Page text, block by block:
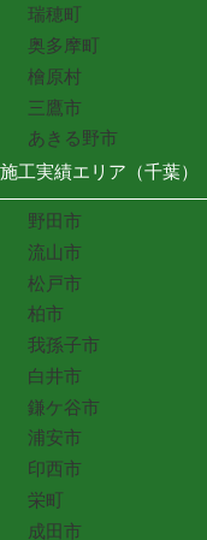
瑞穂町
奥多摩町
檜原村
三鷹市
あきる野市
施工実績エリア（千葉）
野田市
流山市
松戸市
柏市
我孫子市
白井市
鎌ケ谷市
浦安市
印西市
栄町
成田市